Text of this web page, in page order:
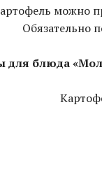
можно
Обязательно